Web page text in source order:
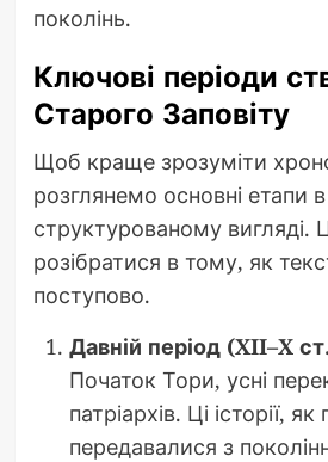
поколінь.
Ключові періоди
Старого Заповіту
Щоб краще зрозуміти
розглянемо основні етапи в
структурованому
розібратися в тому, як
поступово.
Давній період (XII–X
Початок Тори, усні
патріархів. Ці історії,
передавалися з